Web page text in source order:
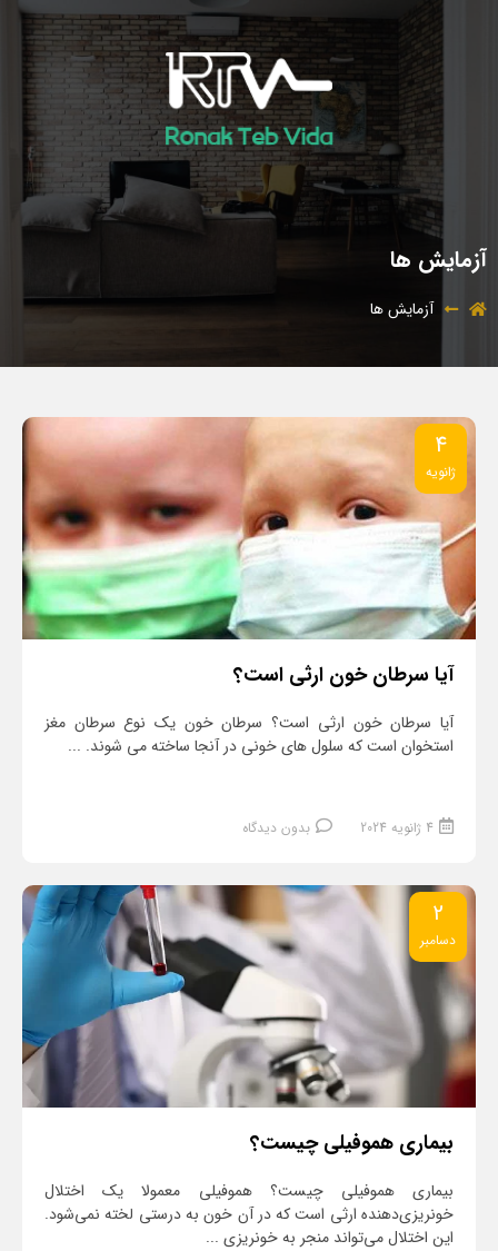
آزمایش ها
آزمایش ها
4
ژانویه
آیا سرطان خون ارثی است؟
آیا سرطان خون ارثی است؟ سرطان خون یک نوع سرطان مغز
استخوان است که سلول های خونی در آنجا ساخته می شوند. ...
4 ژانویه 2024 بدون دیدگاه
ادامه مطلب
2
دسامبر
بیماری هموفیلی چیست؟
بیماری هموفیلی چیست؟ هموفیلی معمولا یک اختلال
خونریزی‌دهنده ارثی است که در آن خون به درستی لخته نمی‌شود.
این اختلال می‌تواند منجر به خونریزی ...